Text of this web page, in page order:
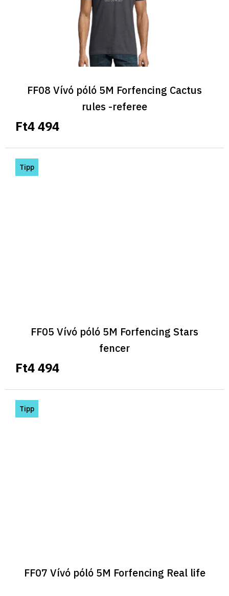
FF08 Vívó póló 5M Forfencing Cactus
rules -referee
Ft4 494
Tipp
FF05 Vívó póló 5M Forfencing Stars
fencer
Ft4 494
Tipp
FF07 Vívó póló 5M Forfencing Real life